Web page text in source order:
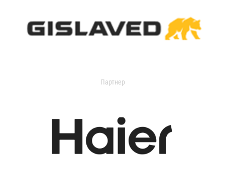
Партнер